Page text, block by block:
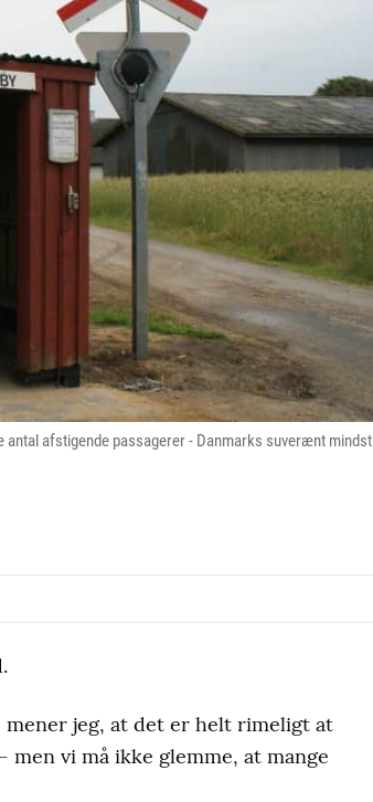
antal afstigende passagerer - Danmarks suverænt mindst
jeg, at det er helt rimeligt at
vi må ikke glemme, at mange